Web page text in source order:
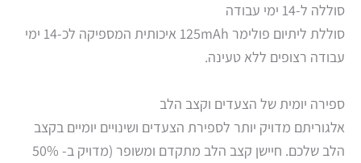
סוללה ל-14 ימי עבודה
סוללת ליתיום פולימר 125mAh איכותית המספיקה לכ-14 ימי
עבודה רצופים ללא טעינה.
ספירה יומית של הצעדים וקצב הלב
אלגוריתם מדויק יותר לספירת הצעדים ושינויים יומיים בקצב
הלב שלכם. חיישן קצב הלב מתקדם ומשופר (מדויק ב- 50%